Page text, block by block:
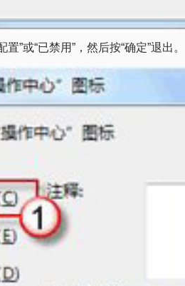
”或“已禁用”，然后按“确定”退出。